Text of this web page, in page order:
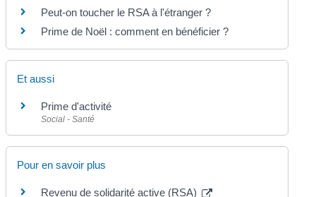
Peut-on toucher le RSA à l'étranger ?
Prime de Noël : comment en bénéficier ?
Et aussi
Prime d'activité
Social - Santé
Pour en savoir plus
Revenu de solidarité active (RSA)